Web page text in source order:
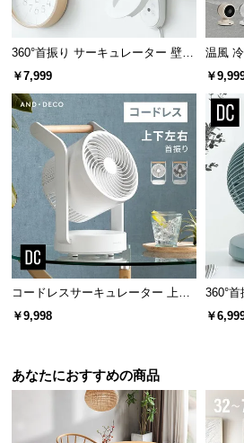
て
搬
入
経
路
に
い
て
品・
キ
ャ
ン
に
360°首振り サーキュレーター 壁掛
け式タイプ
￥7,999
￥
コードレスサーキュレーター 上下
左右首振り 持ち手付き
￥9,998
360°
モー
￥
あなたにおすすめの商品